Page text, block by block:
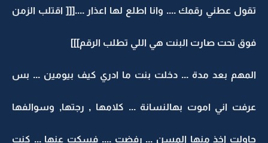
تقول عطني رقمك .... وانا اطلع لها اعذار ....[[[ اقتلب الزمن
فوق تحت صارت البنت هي اللي تطلب الرقم]]]
المهم بعد مدة ... دخلت بنت ما ادري كيف بيومين ... بس
عرفت اني اموت بهالنسانة ... كلامها , رجتها, وسوالفها
حاولت اخذ منها المسن ... رفضت .... فسكت عنها ... كنت